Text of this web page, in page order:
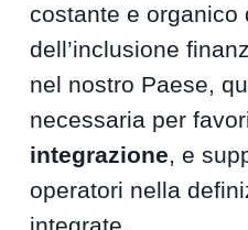
costante e organico
dell’inclusione
nel nostro Paese,
necessaria per
integrazione, e
operatori nella